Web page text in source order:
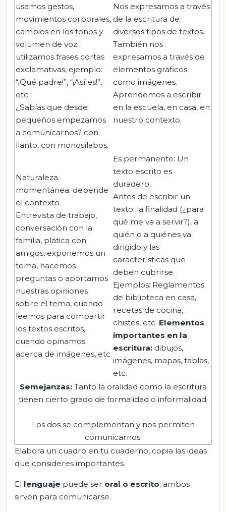
usamos gestos,
movimientos corporales,
cambios en los tonos y
volumen de voz;
utilizamos frases cortas
exclamativas, ejemplo:
“¡Qué padre!”, “¡Así es!”,
etc.
¿Sabías que desde
pequeños empezamos
a comunicarnos? con
llanto, con monosílabos.
Nos expresamos a través
de la escritura de
diversos tipos de textos.
También nos
expresamos a través de
elementos gráficos
como imágenes.
Aprendemos a escribir
en la escuela, en casa, en
nuestro contexto.
Naturaleza
momentánea: depende
el contexto.
Entrevista de trabajo,
conversación con la
familia, plática con
amigos, exponemos un
tema, hacemos
preguntas o aportamos
nuestras opiniones
sobre el tema, cuando
leemos para compartir
los textos escritos,
cuando opinamos
acerca de imágenes, etc.
Es permanente: Un
texto escrito es
duradero.
Antes de escribir un
texto: la finalidad (¿para
qué me va a servir?), a
quién o a quiénes va
dirigido y las
características que
deben cubrirse.
Ejemplos: Reglamentos
de biblioteca en casa,
recetas de cocina,
chistes, etc. Elementos
importantes en la
escritura: dibujos,
imágenes, mapas, tablas,
etc.
Semejanzas:Tanto la oralidad como la escritura
tienen cierto grado de formalidad o informalidad.
Los dos se complementan y nos permiten
comunicarnos.
Elabora un cuadro en tu cuaderno, copia las ideas
que consideres importantes.
El lenguaje puede ser oral o escrito; ambos
sirven para comunicarse.